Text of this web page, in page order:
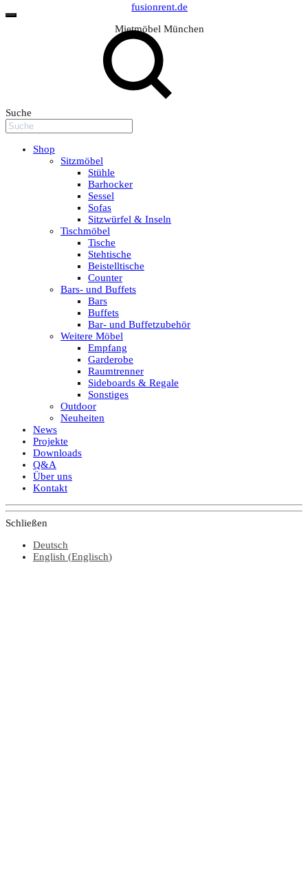
fusionrent.de
Mietmöbel München
Suche
Shop
Sitzmöbel
Stühle
Barhocker
Sessel
Sofas
Sitzwürfel & Inseln
Tischmöbel
Tische
Stehtische
Beistelltische
Counter
Bars- und Buffets
Bars
Buffets
Bar- und Buffetzubehör
Weitere Möbel
Empfang
Garderobe
Raumtrenner
Sideboards & Regale
Sonstiges
Outdoor
Neuheiten
News
Projekte
Downloads
Q&A
Über uns
Kontakt
Schließen
Deutsch
English (Englisch)